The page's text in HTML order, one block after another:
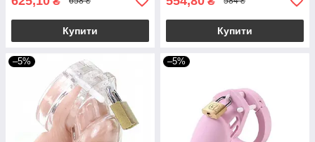
Купити Купити
–5% –5%